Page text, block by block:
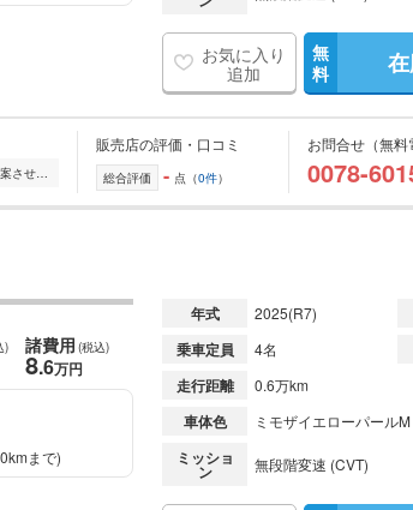
お気に入り
追加
無
料
全国的に店舗を展開しており、 豊富な在庫の中からお客様にぴったりの1台をご提案させていただきます。 国産車から輸入車まで幅広く取り扱っており、 登録済未使用車や...
販売店の評価・口コミ
総合評価 - 点（0件）
お問合せ（無料
0078-
) 諸費用 (税込)
8.6万円
まで)
年式 2025(R7)
乗車定員 4名
走行距離 0.6万km
車体色 ミモザイエローパール
ミッショ
ン 無段階変速 (CVT)